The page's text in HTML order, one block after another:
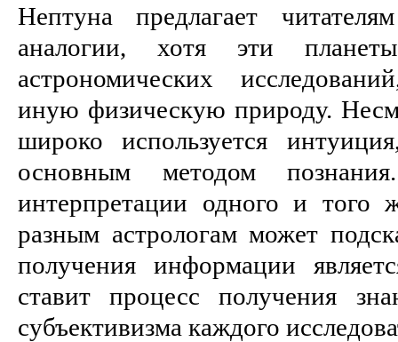
Нептуна предлагает
аналогии, хотя эти
астрономических
иную физическую природу.
широко используется
основным методом
интерпретации одного и того
разным астрологам может
получения информации
ставит процесс получения
субъективизма каждого